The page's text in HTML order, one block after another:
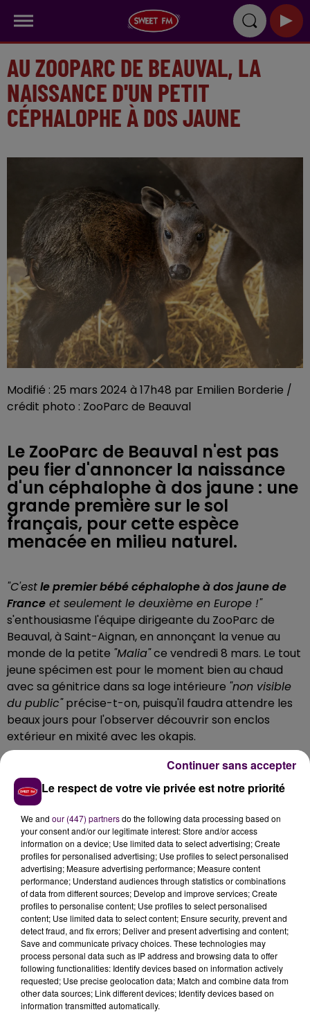
AU ZOOPARC DE BEAUVAL, LA
NAISSANCE D'UN PETIT
CÉPHALOPHE À DOS JAUNE
Modifié : 25 mars 2024 à 17h48 par Emilien Borderie /
crédit photo : ZooParc de Beauval
Le ZooParc de Beauval n'est pas
peu fier d'annoncer la naissance
d'un céphalophe à dos jaune : une
grande première sur le sol
français, pour cette espèce
menacée en milieu naturel.
"C'estle premier bébé céphalophe à dos jaune de
France et seulement le deuxième en Europe !"
s'enthousiasme l'équipe dirigeante du ZooParc de
Beauval, à Saint-Aignan, en annonçant la venue au
monde de la petite "Malia"ce vendredi 8 mars. Le tout
jeune spécimen est pour le moment bien au chaud
avec sa génitrice dans sa loge intérieure "non visible
du public"précise-t-on, puisqu'il faudra attendre les
beaux jours pour l'observer découvrir son enclos
extérieur en mixité avec les okapis.
L'événement aura été quelque peu prémédité :"C'est
notamment grâce au travail des soigneurs, qui a
permis une mise en contact sereine entre nos deux
individus adultes, que cette merveilleuse naissance
a pu avoir lieu"reconnaît-on à Beauval. Ce petit
bovidé,méconnu et pourtant menacé -classé
"quasi menacé"sur la liste rouge de l'UICN-, est
facilement reconnaissable grâce à ses poils jaune en
forme de triangle sur son dos -d'où son nom- et
parce qu'il est de petite taille.
Le respect de votre vie privée est notre priorité
We and our (447) partnersdo the following data processing based on
your consent and/or our legitimate interest: Store and/or access
information on a device; Use limited data to select advertising; Create
profiles for personalised advertising; Use profiles to select personalised
advertising; Measure advertising performance; Measure content
performance; Understand audiences through statistics or combinations
of data from different sources; Develop and improve services; Create
profiles to personalise content; Use profiles to select personalised
content; Use limited data to select content; Ensure security, prevent and
detect fraud, and fix errors; Deliver and present advertising and content;
Save and communicate privacy choices. These technologies may
process personal data such as IP address and browsing data to offer
following functionalities: Identify devices based on information actively
requested; Use precise geolocation data; Match and combine data from
other data sources; Link different devices; Identify devices based on
information transmitted automatically.
Continuer sans accepter